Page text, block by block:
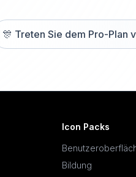
🎊 Treten Sie dem Pro-Plan
Icon Packs
Bildung